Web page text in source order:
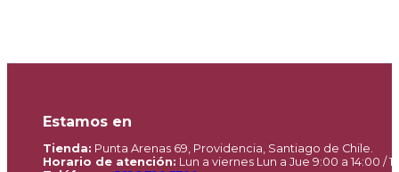
Estamos en
Tienda: Punta Arenas 69, Providencia, Santiago de Chile.
Horario de atención: Lun a viernes Lun a Jue 9:00 a 14:00 /